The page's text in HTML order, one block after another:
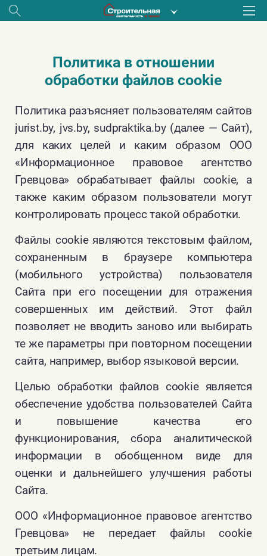
Политика в отношении
обработки файлов cookie
Политика разъясняет пользователям сайтов
jurist.by, jvs.by, sudpraktika.by (далее — Сайт),
для каких целей и каким образом ООО
«Информационное правовое агентство
Гревцова» обрабатывает файлы cookie, а
также каким образом пользователи могут
контролировать процесс такой обработки.
Файлы cookie являются текстовым файлом,
сохраненным в браузере компьютера
(мобильного устройства) пользователя
Сайта при его посещении для отражения
совершенных им действий. Этот файл
позволяет не вводить заново или выбирать
те же параметры при повторном посещении
сайта, например, выбор языковой версии.
Целью обработки файлов cookie является
обеспечение удобства пользователей Сайта
и повышение качества его
функционирования, сбора аналитической
информации в обобщенном виде для
оценки и дальнейшего улучшения работы
Сайта.
ООО «Информационное правовое агентство
Гревцова» не передает файлы cookie
третьим лицам.